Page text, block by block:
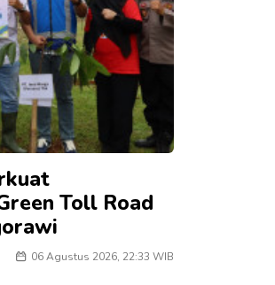
Toll Road
06 Agustus 2026, 22:33 WIB